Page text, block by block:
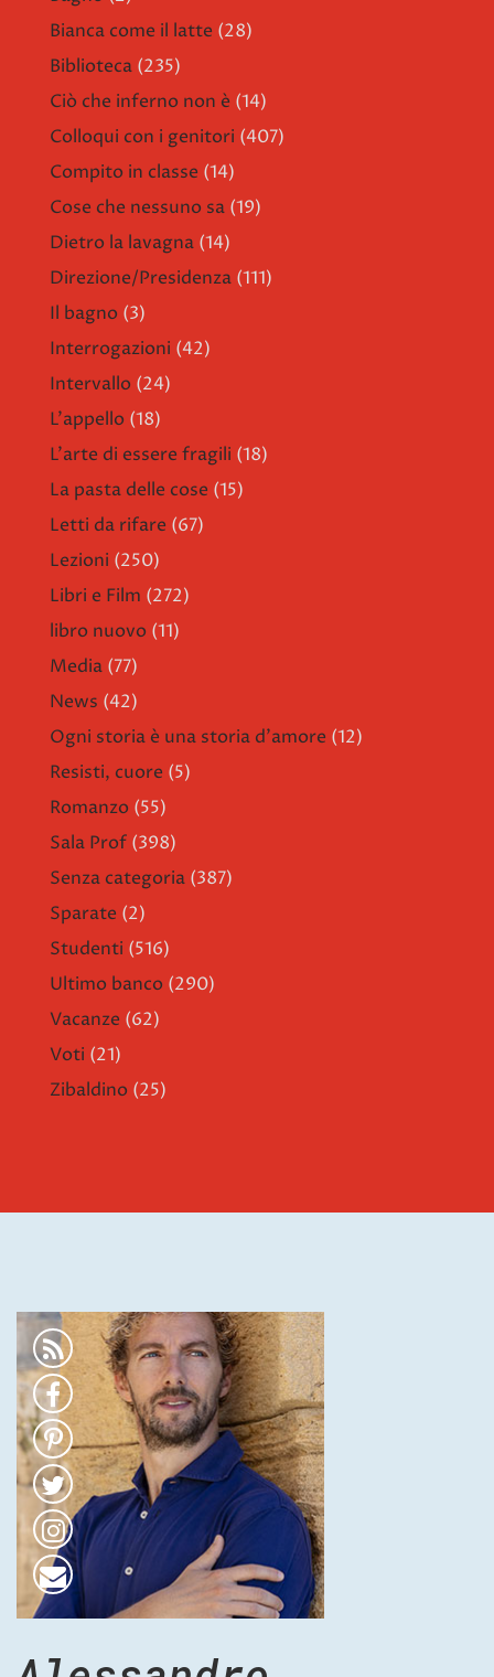
Bianca come il latte (28)
Biblioteca (235)
Ciò che inferno non è (14)
Colloqui con i genitori (407)
Compito in classe (14)
Cose che nessuno sa (19)
Dietro la lavagna (14)
Direzione/Presidenza (111)
Il bagno (3)
Interrogazioni (42)
Intervallo (24)
L'appello (18)
L'arte di essere fragili (18)
La pasta delle cose (15)
Letti da rifare (67)
Lezioni (250)
Libri e Film (272)
libro nuovo (11)
Media (77)
News (42)
Ogni storia è una storia d'amore (12)
Resisti, cuore (5)
Romanzo (55)
Sala Prof (398)
Senza categoria (387)
Sparate (2)
Studenti (516)
Ultimo banco (290)
Vacanze (62)
Voti (21)
Zibaldino (25)